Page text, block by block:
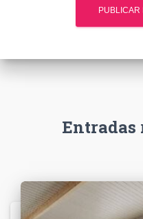
Entradas